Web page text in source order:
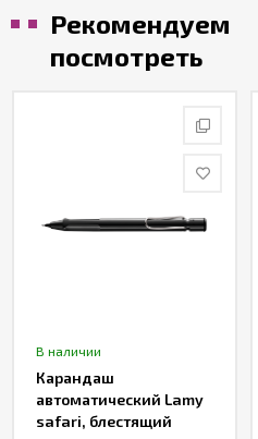
Рекомендуем
посмотреть
В наличии
Карандаш
автоматический Lamy
safari, блестящий